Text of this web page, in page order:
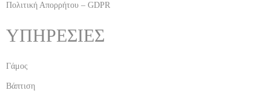
Πολιτική Απορρήτου – GDPR
ΥΠΗΡΕΣΙΕΣ
Γάμος
Βάπτιση